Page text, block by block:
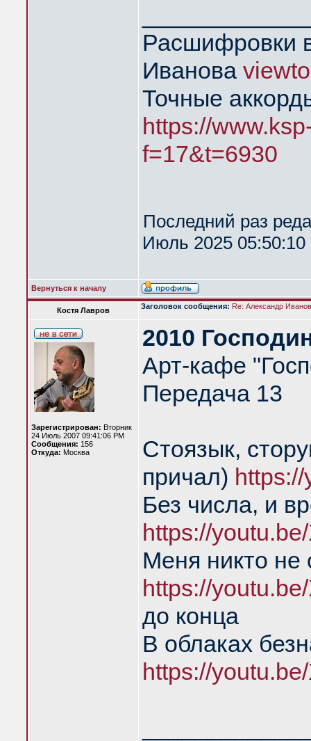
Расшифровки
Иванова
Точные
https://
f=17&t=6930
Последний раз
Июль 2025 05:50:10
Вернуться к началу
Костя Лавров Заголовок сообщения: Re: Александр
Зарегистрирован: Вторник
24 Июль 2007 09:41:06 PM
Сообщения: 156
Откуда: Москва
2010
Арт-кафе
Передача 13
Стоязык,
причал)
Без числа, и
https://
Меня никто
https://
до конца
В облаках
https://